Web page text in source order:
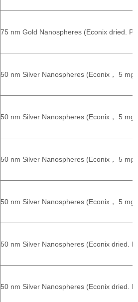
75 nm Gold Nanospheres (Econix dried.
50 nm Silver Nanospheres (Econix， 5
50 nm Silver Nanospheres (Econix， 5
50 nm Silver Nanospheres (Econix， 5
50 nm Silver Nanospheres (Econix， 5
50 nm Silver Nanospheres (Econix dried.
50 nm Silver Nanospheres (Econix dried.